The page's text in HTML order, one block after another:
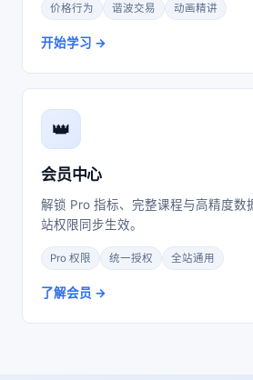
价格行为 谐波交易 动画精讲
开始学习
👑
会员中心
解锁 Pro 指标、完整课程与高精度数
站权限同步生效。
Pro 权限 统一授权 全站通用
了解会员